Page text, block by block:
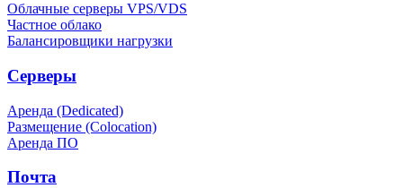
Облачные серверы VPS/VDS
Частное облако
Балансировщики нагрузки
Серверы
Аренда (Dedicated)
Размещение (Colocation)
Аренда ПО
Почта